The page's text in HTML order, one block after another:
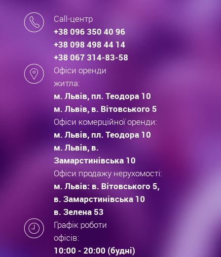
Call-центр
+38 096 350 40 96
+38 098 498 44 14
+38 067 314-83-58
Офіси оренди
житла:
м. Львів, пл. Теодора 10
м. Львів, в. Вітовського 5
Офіси комерційної оренди:
м. Львів, пл. Теодора 10
м. Львів, в.
Замарстинівська 10
Офіси продажу нерухомості:
м. Львів: в. Вітовського 5,
в. Замарстинівська 10
в. Зелена 53
Графік роботи
офісів:
10:00 - 20:00 (будні)